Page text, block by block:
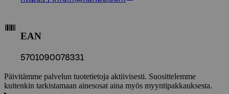
EAN
5701090078331
Päivitämme palvelun tuotetietoja aktiivisesti. Suosittelemme
kuitenkin tarkistamaan ainesosat aina myös myyntipakkauksesta.